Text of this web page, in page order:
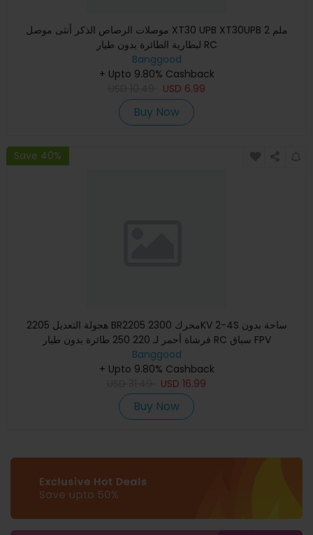
موصلات الرصاص الذكر أنثى موصل XT30 UPB XT30UPB 2 ملم
لبطارية الطائرة بدون طيار RC
Banggood
+ Upto 9.80% Cashback
USD 6.99
Buy Now
Save 40%
هجولة التعديل 2205 BR2205 محرك 2300KV 2-4S ساحة بدون
فرشاة أحمر لـ 220 250 طائرة بدون طيار RC سباق FPV
Banggood
+ Upto 9.80% Cashback
USD 16.99
Buy Now